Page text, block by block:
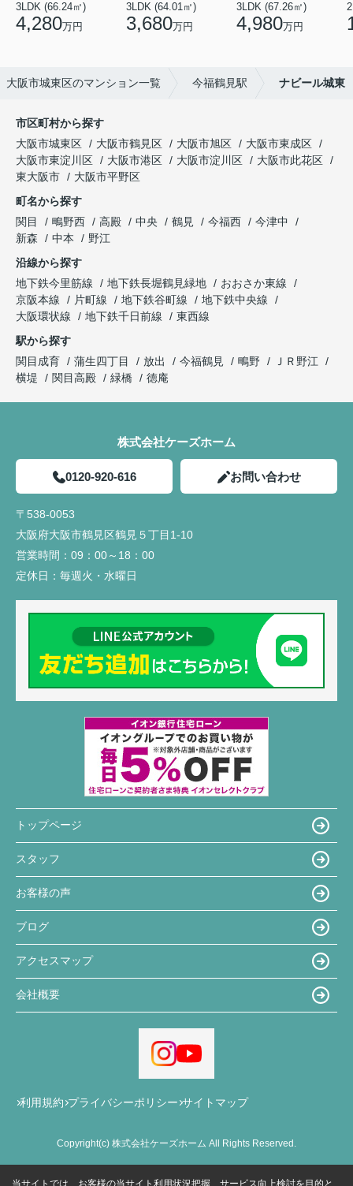
3LDK (66.24㎡)
4,280万円
3LDK (64.01㎡)
3,680万円
3LDK (67.26㎡)
4,980万円
大阪市城東区のマンション一覧 今福鶴見駅 ナビール城東
市区町村から探す
大阪市城東区
大阪市鶴見区 大阪市旭区
大阪市東成区
大阪市東淀川区
大阪市港区 大阪市淀川区
大阪市此花区
東大阪市
大阪市平野区
町名から探す
関目
鴫野西 高殿 中央 鶴見 今福西
今津中
新森
中本
野江
沿線から探す
地下鉄今里筋線
地下鉄長堀鶴見緑地
おおさか東線
京阪本線
片町線 地下鉄谷町線
地下鉄中央線
大阪環状線
地下鉄千日前線
東西線
駅から探す
関目成育
蒲生四丁目 放出 今福鶴見 鴫野
ＪＲ野江
横堤
関目高殿 緑橋 徳庵
株式会社ケーズホーム
0120-920-616 お問い合わせ
〒538-0053
大阪府大阪市鶴見区鶴見５丁目1-10
営業時間： 09：00～18：00
定休日： 毎週火・水曜日
トップページ
スタッフ
お客様の声
ブログ
アクセスマップ
会社概要
利用規約 プライバシーポリシー サイトマップ
Copyright(c) 株式会社ケーズホーム All Rights Reserved.
当サイトでは、お客様の当サイト利用状況把握、サービス向上検討を目的と